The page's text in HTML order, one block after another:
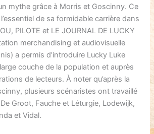
mythe grâce à Morris et Goscinny. Ce
de sa formidable carrière dans
PILOTE et LE JOURNAL DE LUCKY
merchandising et audiovisuelle
a permis d’introduire Lucky Luke
couche de la population et auprès
de lecteurs. À noter qu’après la
plusieurs scénaristes ont travaillé
Groot, Fauche et Léturgie, Lodewijk,
et Vidal.